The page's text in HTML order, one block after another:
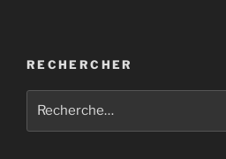
RECHERCHER